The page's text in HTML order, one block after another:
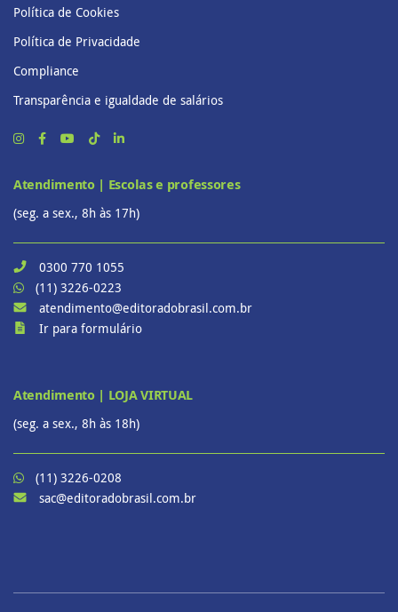
Política de Cookies
Política de Privacidade
Compliance
Transparência e igualdade de salários
Atendimento | Escolas e professores
(seg. a sex., 8h às 17h)
0300 770 1055
(11) 3226-0223
atendimento@editoradobrasil.com.br
Ir para formulário
Atendimento | LOJA VIRTUAL
(seg. a sex., 8h às 18h)
(11) 3226-0208
sac@editoradobrasil.com.br